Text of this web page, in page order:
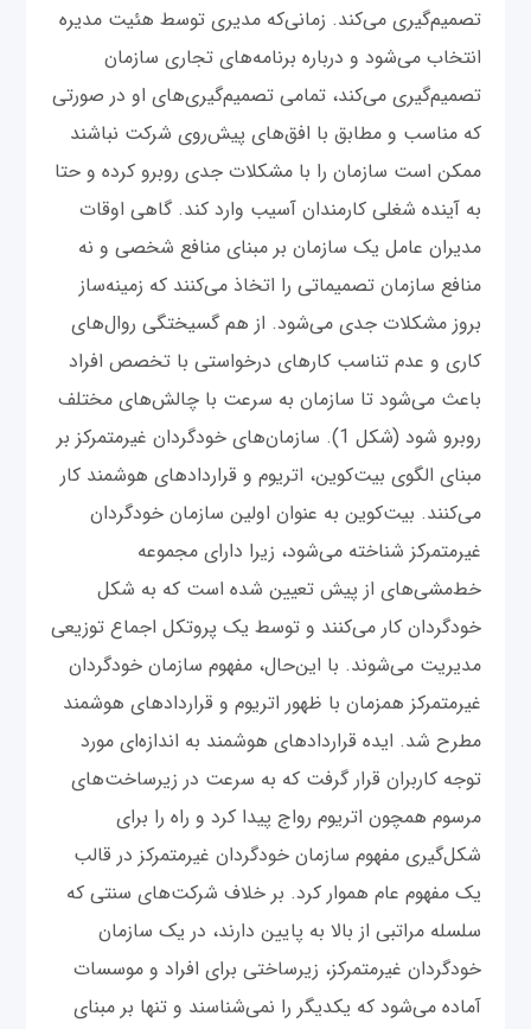
تصمیم‌گیری می‌کند. زمانی‌که مدیری توسط هئیت مدیره
انتخاب می‌شود و درباره برنامه‌های تجاری سازمان
تصمیم‌گیری می‌کند، تمامی تصمیم‌گیری‌های او در صورتی
که مناسب و مطابق با افق‌های پیش‌روی شرکت نباشند
ممکن است سازمان را با مشکلات جدی روبرو کرده و حتا
به آینده شغلی کارمندان آسیب وارد کند. گاهی اوقات
مدیران عامل یک سازمان بر مبنای منافع شخصی و نه
منافع سازمان تصمیماتی را اتخاذ می‌کنند که زمینه‌ساز
بروز مشکلات جدی می‌شود. از هم گسیختگی روال‌های
کاری و عدم تناسب کارهای درخواستی با تخصص افراد
باعث می‌شود تا سازمان به سرعت با چالش‌های مختلف
روبرو شود (شکل 1). سازمان‌های خودگردان غیرمتمرکز بر
مبنای الگوی بیت‌کوین، اتریوم و قراردادهای هوشمند کار
می‌کنند. بیت‌کوین به عنوان اولین سازمان خودگردان
غیرمتمرکز شناخته می‌شود، زیرا دارای مجموعه‌
خط‌مشی‌های از پیش تعیین شده است که به شکل
خودگردان کار می‌کنند و توسط یک پروتکل اجماع توزیعی
مدیریت می‌شوند. با این‌حال، مفهوم سازمان خودگردان
غیرمتمرکز همزمان با ظهور اتریوم و قراردادهای هوشمند
مطرح شد. ایده قراردادهای هوشمند به اندازه‌ای مورد
توجه کاربران قرار گرفت که به سرعت در زیرساخت‌های
مرسوم همچون اتریوم رواج پیدا کرد و راه را برای
شکل‌گیری مفهوم سازمان خودگردان غیرمتمرکز در قالب
یک مفهوم عام هموار کرد. بر خلاف شرکت‌های سنتی که
سلسله مراتبی از بالا به پایین دارند، در یک سازمان
خودگردان غیرمتمرکز، زیرساختی برای افراد و موسسات
آماده می‌شود که یکدیگر را نمی‌شناسند و تنها بر مبنای